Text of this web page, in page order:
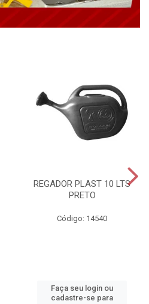
REGADOR PLAST 10 LTS
PRETO
Código: 14540
Faça seu login ou
cadastre-se para